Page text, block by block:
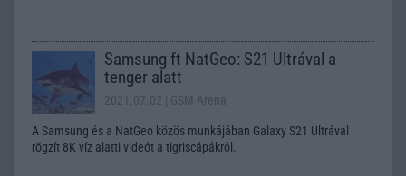
Samsung ft NatGeo: S21 Ultrával a
tenger alatt
2021.07.02 | GSM Arena
A Samsung és a NatGeo közös munkájában Galaxy S21 Ultrával
rögzít 8K víz alatti videót a tigriscápákról.